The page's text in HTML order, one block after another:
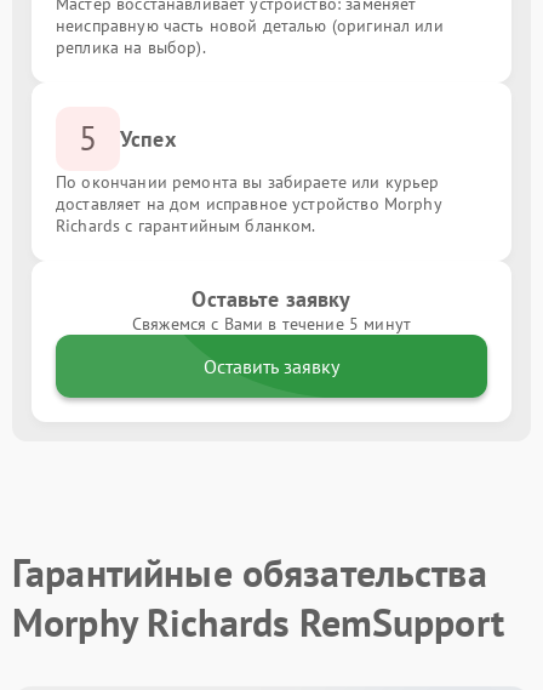
неисправную часть новой деталью (оригинал или
реплика на выбор).
5 Успех
По окончании ремонта вы забираете или курьер
доставляет на дом исправное устройство Morphy
Richards с гарантийным бланком.
Оставьте заявку
Свяжемся с Вами в течение 5 минут
Оставить заявку
Гарантийные обязательства
Morphy Richards RemSupport